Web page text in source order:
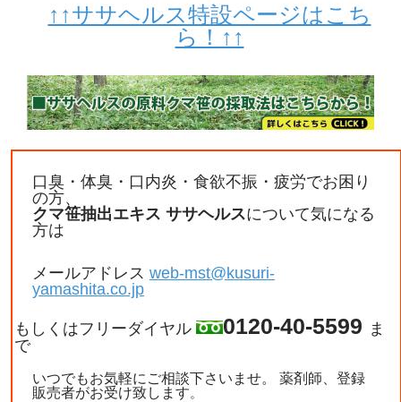
↑↑ササヘルス特設ページはこち
ら！↑↑
口臭・体臭・口内炎・食欲不振・疲労でお困り
の方、
クマ笹抽出エキス ササヘルスについて気になる
方は
メールアドレス web-mst@kusuri-
yamashita.co.jp
もしくはフリーダイヤル 0120-40-5599 ま
で
いつでもお気軽にご相談下さいませ。 薬剤師、登録
販売者がお受け致します。